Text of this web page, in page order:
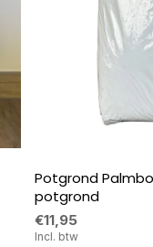
Potgrond
potgrond
€11,95
Incl. btw